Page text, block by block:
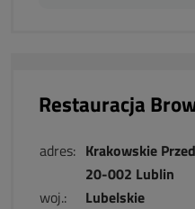
Restauracja
adres: Krakowskie
20-002 Lublin
woj.:
Lubelskie